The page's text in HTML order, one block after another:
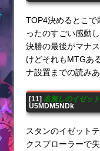
TOP4決めるとこで
ったのすごい感動し
決勝の最後がマナ
けどそれもMTGあ
ナ設置までの読み
[11] 名無しのイゼッ
U5MDM5NDk
スタンのイゼット
クスプローラーで